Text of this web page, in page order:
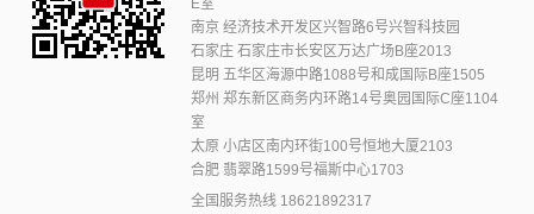
E室
南京 经济技术开发区兴智路6号兴智科技园
石家庄 石家庄市长安区万达广场B座2013
昆明 五华区海源中路1088号和成国际B座1505
郑州 郑东新区商务内环路14号奥园国际C座1104
室
太原 小店区南内环街100号恒地大厦2103
合肥 翡翠路1599号福斯中心1703
全国服务热线 18621892317